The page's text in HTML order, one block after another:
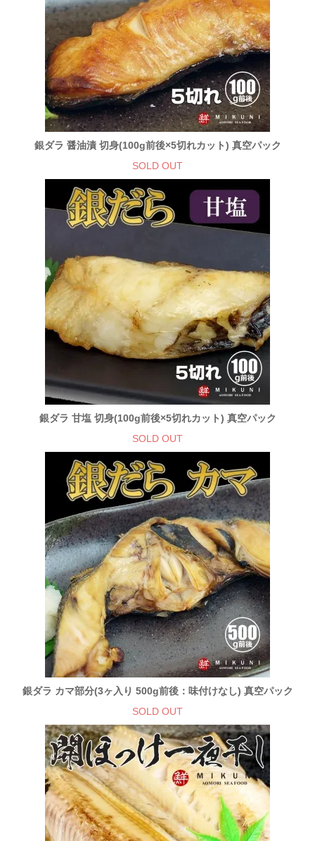
銀ダラ 醤油漬 切身(100g前後×5切れカット) 真空パック
SOLD OUT
銀ダラ 甘塩 切身(100g前後×5切れカット) 真空パック
SOLD OUT
銀ダラ カマ部分(3ヶ入り 500g前後：味付けなし) 真空パック
SOLD OUT